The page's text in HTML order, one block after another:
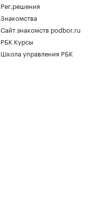
Рег.решения
Знакомства
Сайт знакомств podbor.ru
РБК Курсы
Школа управления РБК